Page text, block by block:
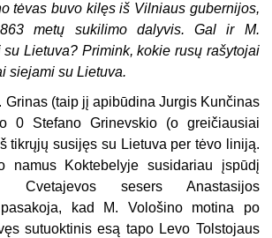
tėvas buvo kilęs iš Vilniaus gubernijos,
metų sukilimo dalyvis. Gal ir M.
su Lietuva? Primink, kokie rusų rašytojai
siejami su Lietuva.
Grinas (taip jį apibūdina Jurgis Kunčinas
0 Stefano Grinevskio (o greičiausiai
tikrųjų susijęs su Lietuva per tėvo liniją.
namus Koktebelyje susidariau įspūdį
Cvetajevos sesers Anastasijos
kad M. Volo­šino motina po
sutuoktinis esą tapo Levo Tolstojaus